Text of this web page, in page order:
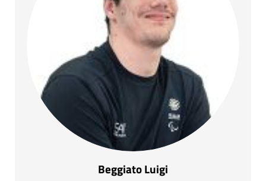
Beggiato Luigi